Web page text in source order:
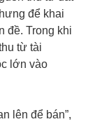
để khai
đề. Trong khi
từ tài
lớn vào
lên để bán”,